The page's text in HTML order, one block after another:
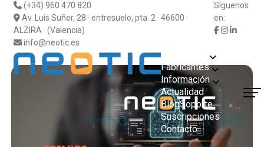
(+34) 960 470 820
Av. Luis Suñer, 28 · entresuelo, pta. 2 · 46600 ·
ALZIRA · (Valencia)
info@neotic.es
Síguenos
en:
Fabricantes
Información
Actualidad
BlogSoporte
Suscripciones
Contacto